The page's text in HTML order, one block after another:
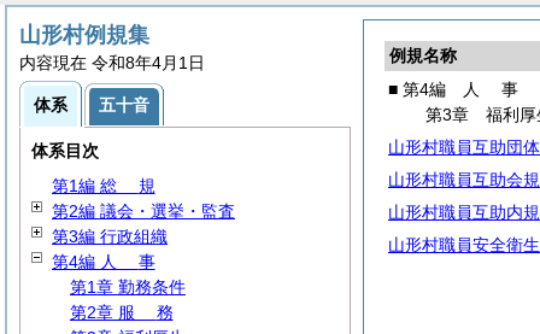
例規名称
■ 第4編
人 事
第3章 福利厚
山形村職員互助団
山形村職員互助会
山形村職員互助内規
山形村職員安全衛
山形村例規集
内容現在 令和8年4月1日
体系 五十音
体系目次
第1編 総 規
第2編 議会・選挙・監査
第3編 行政組織
第4編 人 事
第1章 勤務条件
第2章 服 務